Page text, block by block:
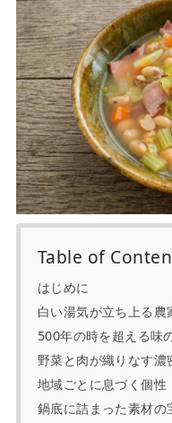
Table of
はじめに
白い湯気が立ち上る農
500年の時を超える味
野菜と肉が織りなす濃
地域ごとに息づく個性
鍋底に詰まった素材の